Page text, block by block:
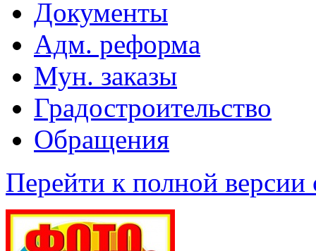
Документы
Адм. реформа
Мун. заказы
Градостроительство
Обращения
Перейти к полной версии